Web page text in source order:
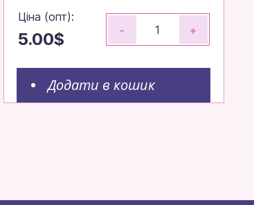
Ціна (опт):
5.00$ - +
Додати в кошик